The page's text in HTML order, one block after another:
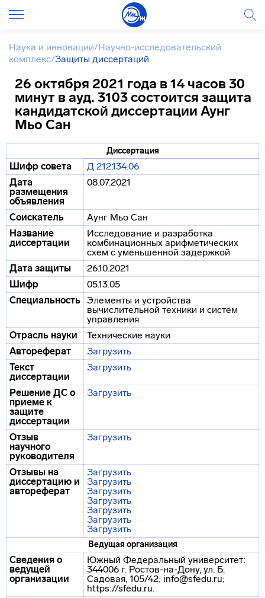
Наука и инновации/Научно-исследовательский
комплекс/Защиты диссертаций
26 октября 2021 года в 14 часов 30
минут в ауд. 3103 состоится защита
кандидатской диссертации Аунг
Мьо Сан
Диссертация
Шифр совета
Д 212.134.06
Дата
размещения
объявления
08.07.2021
Соискатель
Аунг Мьо Сан
Название
диссертации
Исследование и разработка
комбинационных арифметических
схем с уменьшенной задержкой
Дата защиты
26.10.2021
Шифр
05.13.05
Специальность Элементы и устройства
вычислительной техники и систем
управления
Отрасль науки
Технические науки
Автореферат
Загрузить
Текст
диссертации
Загрузить
Решение ДС о
приеме к
защите
диссертации
Загрузить
Отзыв
научного
руководителя
Загрузить
Отзывы на
диссертацию и
автореферат
Загрузить
Загрузить
Загрузить
Загрузить
Загрузить
Загрузить
Загрузить
Ведущая организация
Сведения о
ведущей
организации
Южный Федеральный университет:
344006 г. Ростов-на-Дону, ул. Б.
Садовая, 105/42; info@sfedu.ru;
https://sfedu.ru.